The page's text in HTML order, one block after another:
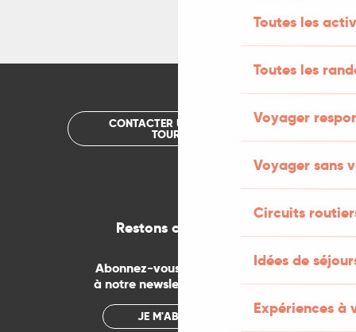
Toutes les
Toutes les
Voyager
Voyager sans
Circuits
Idées de
Expériences à
CONTACTER UN OFFICE DE
TOURISME
Restons connectés
Abonnez-vous gratuitement
à notre newsletter mensuelle
JE M'ABONNE